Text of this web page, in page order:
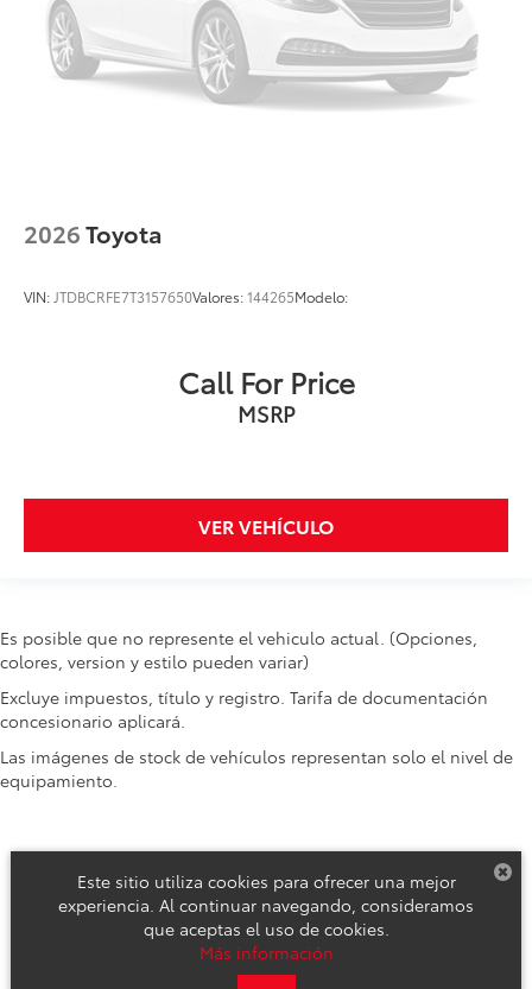
2026Toyota
VIN: JTDBCRFE7T3157650Valores:144265Modelo:
Call For Price
MSRP
VER VEHÍCULO
Es posible que no represente el vehiculo actual. (Opciones,
colores, version y estilo pueden variar)
Excluye impuestos, título y registro. Tarifa de documentación
concesionario aplicará.
Las imágenes de stock de vehículos representan solo el nivel de
equipamiento.
Derechos de autor © 2026 por DealerOn Mapa del sitio
Este sitio utiliza cookies para ofrecer una mejor
experiencia. Al continuar navegando, consideramos
que aceptas el uso de cookies.
Más información